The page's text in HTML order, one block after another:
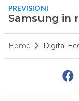
PREVISIONI
Samsung in
Home Digital